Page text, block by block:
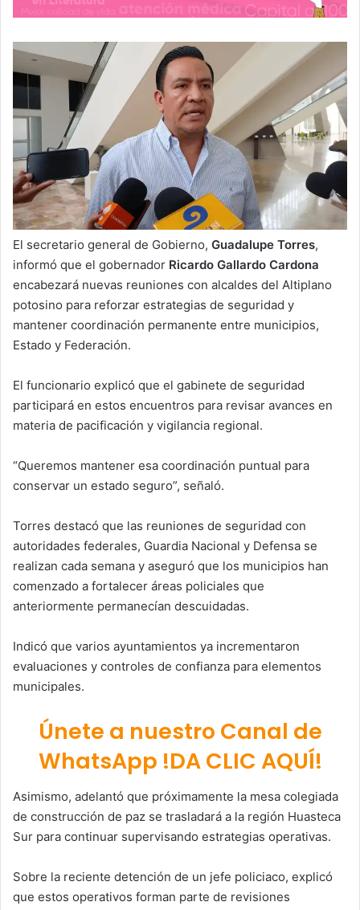
El secretario general de Gobierno, Guadalupe Torres,
informó que el gobernador Ricardo Gallardo Cardona
encabezará nuevas reuniones con alcaldes del Altiplano
potosino para reforzar estrategias de seguridad y
mantener coordinación permanente entre municipios,
Estado y Federación.
El funcionario explicó que el gabinete de seguridad
participará en estos encuentros para revisar avances en
materia de pacificación y vigilancia regional.
“Queremos mantener esa coordinación puntual para
conservar un estado seguro”, señaló.
Torres destacó que las reuniones de seguridad con
autoridades federales, Guardia Nacional y Defensa se
realizan cada semana y aseguró que los municipios han
comenzado a fortalecer áreas policiales que
anteriormente permanecían descuidadas.
Indicó que varios ayuntamientos ya incrementaron
evaluaciones y controles de confianza para elementos
municipales.
Únete a nuestro Canal de
WhatsApp !DA CLIC AQUÍ!
Asimismo, adelantó que próximamente la mesa colegiada
de construcción de paz se trasladará a la región Huasteca
Sur para continuar supervisando estrategias operativas.
Sobre la reciente detención de un jefe policiaco, explicó
que estos operativos forman parte de revisiones